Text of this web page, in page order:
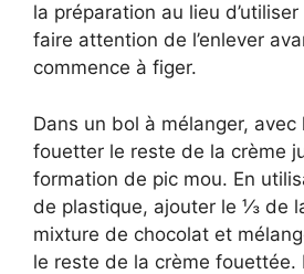
la préparation au lieu
faire attention de l’enlever
commence à figer.
Dans un bol à mélanger, avec
fouetter le reste de la crème
formation de pic mou. En
de plastique, ajouter le ⅓ de
mixture de chocolat et
le reste de la crème fouettée.